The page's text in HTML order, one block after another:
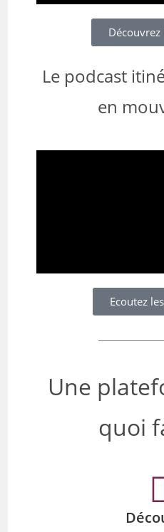
Découvrez
Le podcast
en
Ecoutez
Une
quoi